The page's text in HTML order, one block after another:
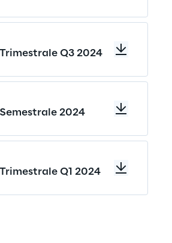
Q3 2024
2024
Q1 2024